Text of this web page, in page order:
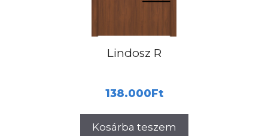
Lindosz R
138.000Ft
Kosárba teszem